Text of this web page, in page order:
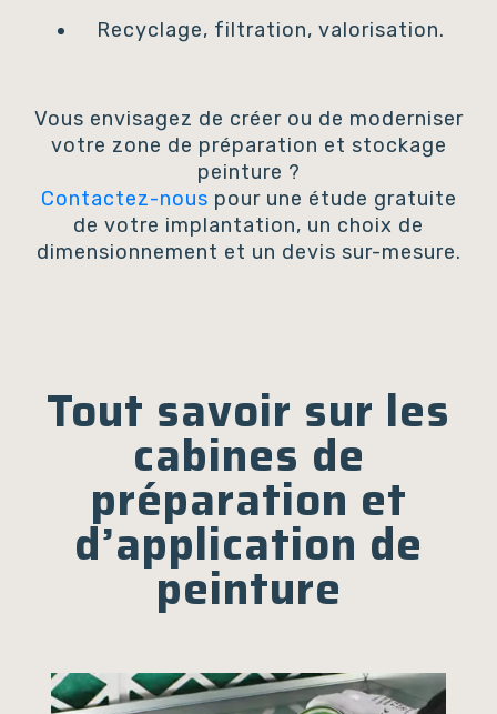
Recyclage, filtration, valorisation.
Vous envisagez de créer ou de moderniser
votre zone de préparation et stockage
peinture ?
Contactez-nous pour une étude gratuite
de votre implantation, un choix de
dimensionnement et un devis sur-mesure.
Tout savoir sur les
cabines de
préparation et
d’application de
peinture